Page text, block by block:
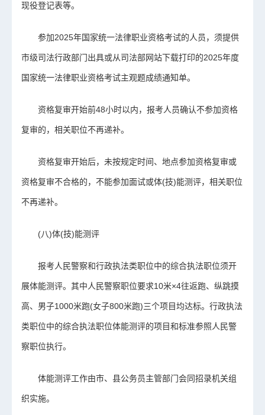
现役登记表等。
参加2025年国家统一法律职业资格考试的人员，须提供
市级司法行政部门出具或从司法部网站下载打印的2025年度
国家统一法律职业资格考试主观题成绩通知单。
资格复审开始前48小时以内，报考人员确认不参加资格
复审的，相关职位不再递补。
资格复审开始后，未按规定时间、地点参加资格复审或
资格复审不合格的，不能参加面试或体(技)能测评，相关职位
不再递补。
(八)体(技)能测评
报考人民警察和行政执法类职位中的综合执法职位须开
展体能测评。其中人民警察职位要求10米×4往返跑、纵跳摸
高、男子1000米跑(女子800米跑)三个项目均达标。行政执法
类职位中的综合执法职位体能测评的项目和标准参照人民警
察职位执行。
体能测评工作由市、县公务员主管部门会同招录机关组
织实施。